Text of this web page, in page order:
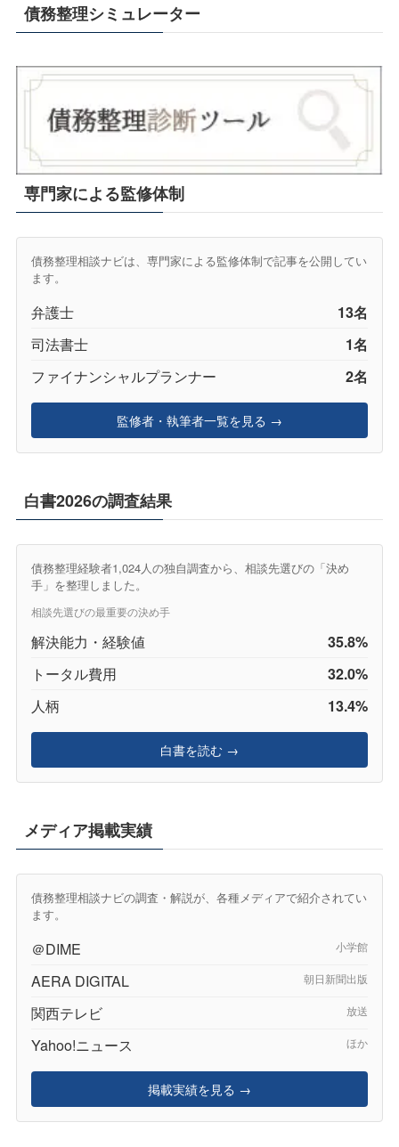
債務整理シミュレーター
専門家による監修体制
債務整理相談ナビは、専門家による監修体制で記事を公開してい
ます。
弁護士 13名
司法書士 1名
ファイナンシャルプランナー 2名
監修者・執筆者一覧を見る →
白書2026の調査結果
債務整理経験者1,024人の独自調査から、相談先選びの「決め
手」を整理しました。
相談先選びの最重要の決め手
解決能力・経験値 35.8%
トータル費用 32.0%
人柄 13.4%
白書を読む →
メディア掲載実績
債務整理相談ナビの調査・解説が、各種メディアで紹介されてい
ます。
＠DIME 小学館
AERA DIGITAL 朝日新聞出版
関西テレビ 放送
Yahoo!ニュース ほか
掲載実績を見る →